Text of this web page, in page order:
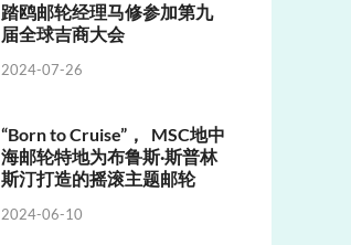
踏鸥邮轮经理马修参加第九
届全球吉商大会
2024-07-26
“Born to Cruise”， MSC地中
海邮轮特地为布鲁斯·斯普林
斯汀打造的摇滚主题邮轮
2024-06-10